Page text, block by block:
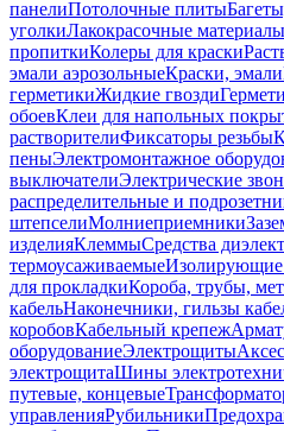
панелиПотолочные плиты
уголкиЛакокрасочные материалы
пропиткиКолеры для краски
эмали аэрозольныеКраски, эмали
герметикиЖидкие гвозди
обоевКлеи для напольных
растворителиФиксаторы резьбы
пеныЭлектромонтажное
выключателиЭлектрические
распределительные и
штепселиМолниеприемники
изделияКлеммыСредства
термоусаживаемые
для прокладкиКороба, трубы,
кабельНаконечники, гильзы
коробовКабельный крепеж
оборудованиеЭлектрощиты
электрощитаШины
путевые, концевые
управленияРубильники